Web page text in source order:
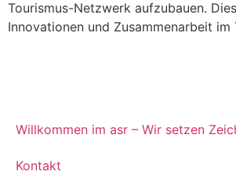
Tourismus-Netzwerk aufzubauen.
Innovationen und Zusammenarbeit im
Willkommen im asr – Wir setzen
Kontakt